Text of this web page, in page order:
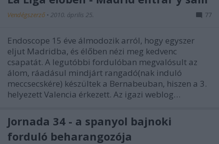
Vendégszerző • 2010. április 25. 77
Endoscope 15 éve álmodozik arról, hogy egyszer
eljut Madridba, és élőben nézi meg kedvenc
csapatát. A legutóbbi fordulóban megvalósult az
álom, ráadásul mindjárt rangadó(nak induló
meccsecskére) készültek a Bernabeuban, hiszen a 3.
helyezett Valencia érkezett. Az igazi weblog…
Jornada 34 - a spanyol bajnoki
forduló beharangozója